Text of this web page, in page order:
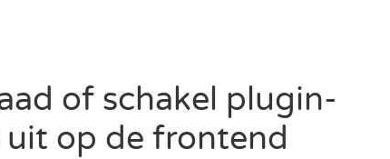
of schakel plugin-
op de frontend